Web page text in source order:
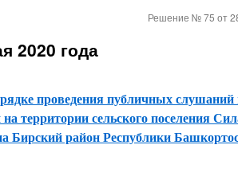
Решение № 75 от
2020 года
проведения публичных слушаний
территории сельского поселения
Бирский район Республики